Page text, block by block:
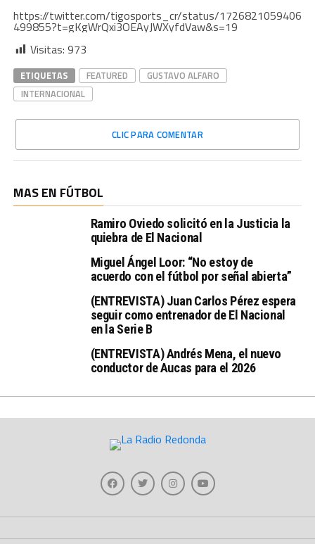
https://twitter.com/tigosports_cr/status/1726821059406
499855?t=gKgWrQxi3OEAyJWXyfdVaw&s=19
Visitas: 973
ETIQUETAS FEATURED
GUSTAVO ALFARO
INTERNACIONAL
CLIC PARA COMENTAR
MAS EN FÚTBOL
Ramiro Oviedo solicitó en la Justicia la
quiebra de El Nacional
Miguel Ángel Loor: “No estoy de
acuerdo con el fútbol por señal abierta”
(ENTREVISTA) Juan Carlos Pérez espera
seguir como entrenador de El Nacional
en la Serie B
(ENTREVISTA) Andrés Mena, el nuevo
conductor de Aucas para el 2026